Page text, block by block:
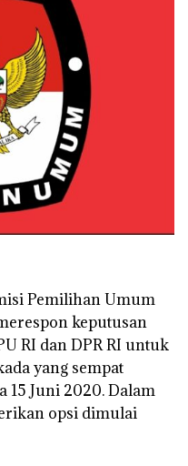
Pemilihan Umum
keputusan
RI dan DPR RI untuk
yang sempat
15 Juni 2020. Dalam
opsi dimulai